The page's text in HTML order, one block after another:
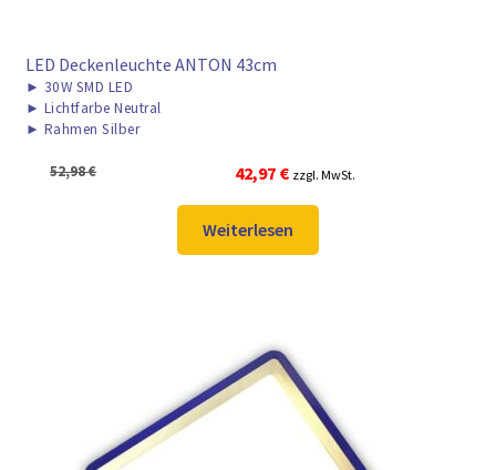
LED Deckenleuchte ANTON 43cm
► 30W SMD LED
► Lichtfarbe Neutral
► Rahmen Silber
52,98€
Ursprünglicher
Preis
war:
52,98 €
42,97 €Aktueller
Preis
ist:
42,97 €.
zzgl. MwSt.
Weiterlesen